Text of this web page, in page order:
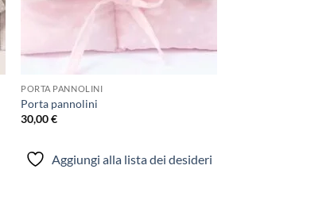
PORTA PANNOLINI
Porta pannolini
30,00€
Aggiungi alla lista dei desideri